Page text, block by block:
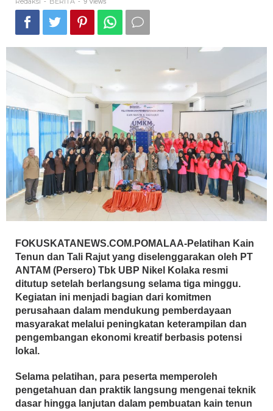
FOKUSKATANEWS.COM.POMALAA-Pelatihan Kain
Tenun dan Tali Rajut yang diselenggarakan oleh PT
ANTAM (Persero) Tbk UBP Nikel Kolaka resmi
ditutup setelah berlangsung selama tiga minggu.
Kegiatan ini menjadi bagian dari komitmen
perusahaan dalam mendukung pemberdayaan
masyarakat melalui peningkatan keterampilan dan
pengembangan ekonomi kreatif berbasis potensi
lokal.
Selama pelatihan, para peserta memperoleh
pengetahuan dan praktik langsung mengenai teknik
dasar hingga lanjutan dalam pembuatan kain tenun